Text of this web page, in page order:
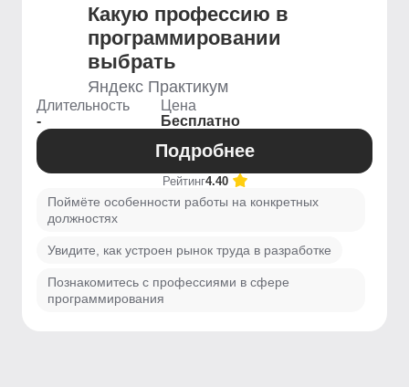
Какую профессию в
программировании
выбрать
Яндекс Практикум
Длительность
-
Цена
Бесплатно
Подробнее
Рейтинг4.40
Поймёте особенности работы на конкретных
должностях
Увидите, как устроен рынок труда в разработке
Познакомитесь с профессиями в сфере
программирования